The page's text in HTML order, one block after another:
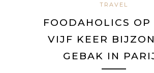
TRAVEL
FOODAHOLICS OP
VIJF KEER
GEBAK IN